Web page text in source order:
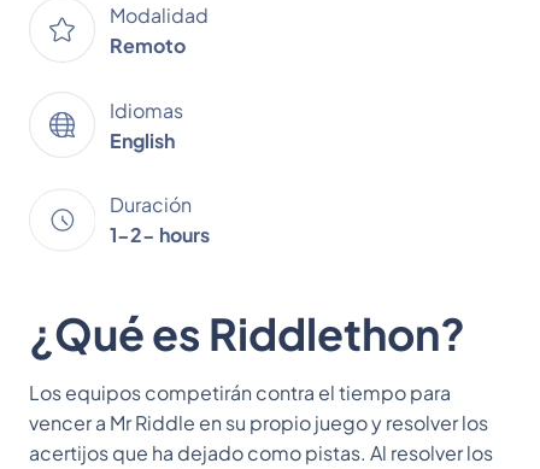
Modalidad
Remoto
Idiomas
English
Duración
1-2- hours
¿Qué es Riddlethon?
Los equipos competirán contra el tiempo para
vencer a Mr Riddle en su propio juego y resolver los
acertijos que ha dejado como pistas. Al resolver los